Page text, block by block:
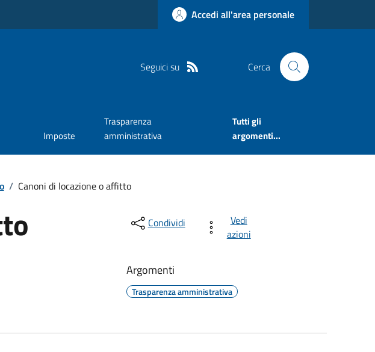
Accedi all'area personale
Seguici su Cerca
Imposte
Trasparenza
amministrativa
Tutti gli
argomenti...
/ Canoni di locazione o affitto
Condividi
Vedi
azioni
Argomenti
Trasparenza amministrativa